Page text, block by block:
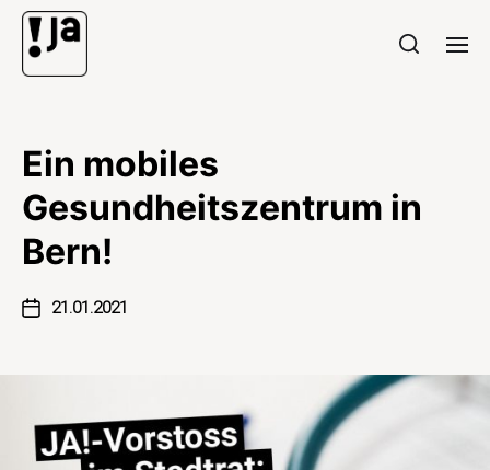
Ein mobiles
Gesundheitszentrum in
Bern!
21.01.2021